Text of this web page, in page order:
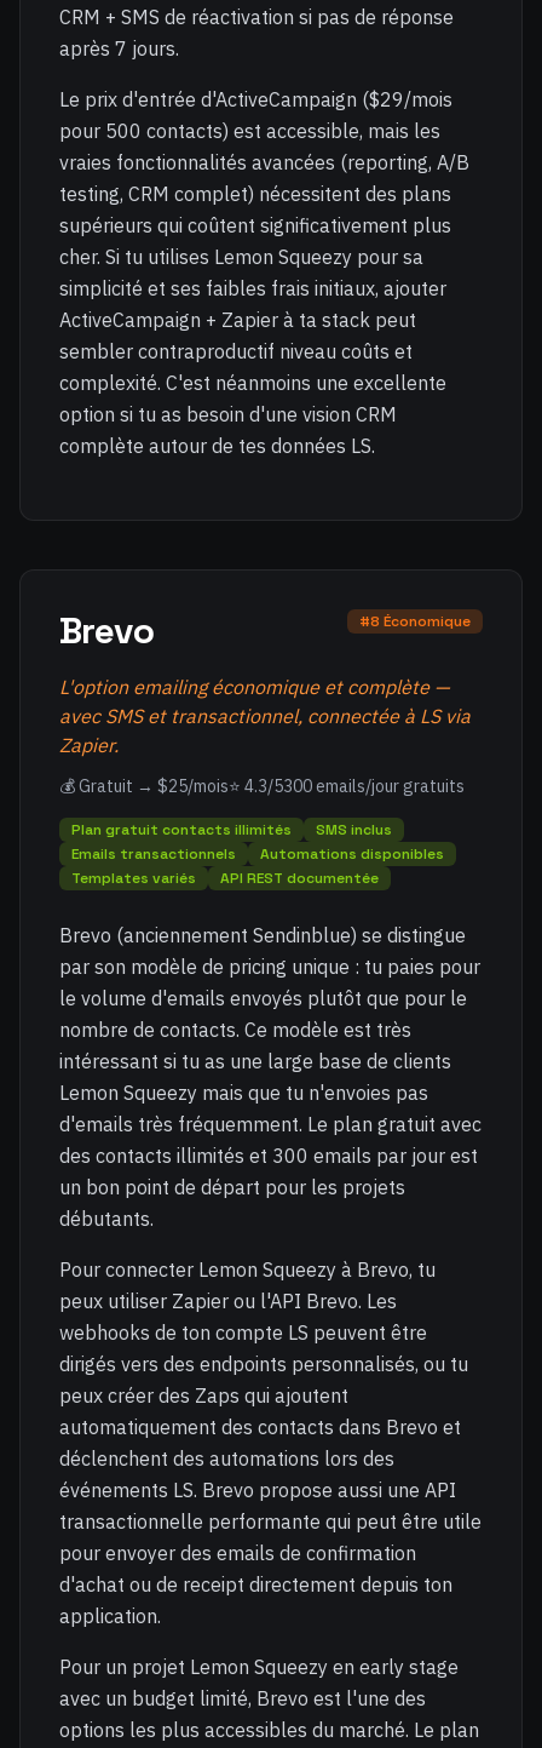
CRM + SMS de réactivation si pas de réponse
après 7 jours.
Le prix d'entrée d'ActiveCampaign ($29/mois
pour 500 contacts) est accessible, mais les
vraies fonctionnalités avancées (reporting, A/B
testing, CRM complet) nécessitent des plans
supérieurs qui coûtent significativement plus
cher. Si tu utilises Lemon Squeezy pour sa
simplicité et ses faibles frais initiaux, ajouter
ActiveCampaign + Zapier à ta stack peut
sembler contraproductif niveau coûts et
complexité. C'est néanmoins une excellente
option si tu as besoin d'une vision CRM
complète autour de tes données LS.
Brevo #8 Économique
L'option emailing économique et complète —
avec SMS et transactionnel, connectée à LS via
Zapier.
💰 Gratuit → $25/mois⭐ 4.3/5300 emails/jour gratuits
Plan gratuit contacts illimités
SMS inclus
Emails transactionnels
Automations disponibles
Templates variés
API REST documentée
Brevo (anciennement Sendinblue) se distingue
par son modèle de pricing unique : tu paies pour
le volume d'emails envoyés plutôt que pour le
nombre de contacts. Ce modèle est très
intéressant si tu as une large base de clients
Lemon Squeezy mais que tu n'envoies pas
d'emails très fréquemment. Le plan gratuit avec
des contacts illimités et 300 emails par jour est
un bon point de départ pour les projets
débutants.
Pour connecter Lemon Squeezy à Brevo, tu
peux utiliser Zapier ou l'API Brevo. Les
webhooks de ton compte LS peuvent être
dirigés vers des endpoints personnalisés, ou tu
peux créer des Zaps qui ajoutent
automatiquement des contacts dans Brevo et
déclenchent des automations lors des
événements LS. Brevo propose aussi une API
transactionnelle performante qui peut être utile
pour envoyer des emails de confirmation
d'achat ou de receipt directement depuis ton
application.
Pour un projet Lemon Squeezy en early stage
avec un budget limité, Brevo est l'une des
options les plus accessibles du marché. Le plan